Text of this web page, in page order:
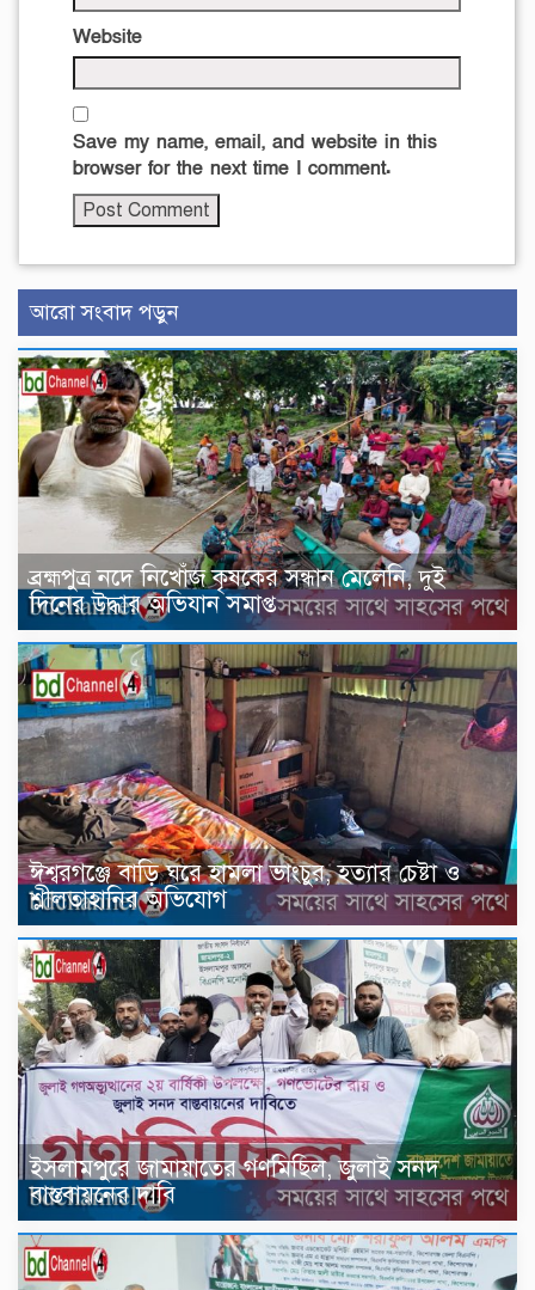
Website
Save my name, email, and website in this
browser for the next time I comment.
আরো সংবাদ পড়ুন
ব্রহ্মপুত্র নদে নিখোঁজ কৃষকের সন্ধান মেলেনি, দুই
দিনের উদ্ধার অভিযান সমাপ্ত
ঈশ্বরগঞ্জে বাড়ি ঘরে হামলা ভাংচুর, হত্যার চেষ্টা ও
শ্লীলতাহানির অভিযোগ
ইসলামপুরে জামায়াতের গণমিছিল, জুলাই সনদ
বাস্তবায়নের দাবি